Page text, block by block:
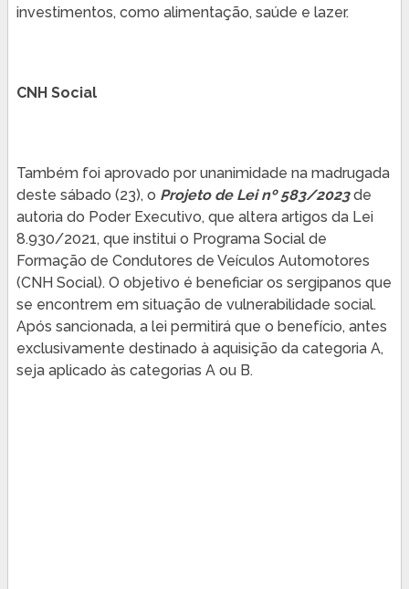
investimentos, como alimentação, saúde e lazer.
CNH Social
Também foi aprovado por unanimidade na madrugada
deste sábado (23), o Projeto de Lei nº 583/2023de
autoria do Poder Executivo, que altera artigos da Lei
8.930/2021, que institui o Programa Social de
Formação de Condutores de Veículos Automotores
(CNH Social). O objetivo é beneficiar os sergipanos que
se encontrem em situação de vulnerabilidade social.
Após sancionada, a lei permitirá que o benefício, antes
exclusivamente destinado à aquisição da categoria A,
seja aplicado às categorias A ou B.